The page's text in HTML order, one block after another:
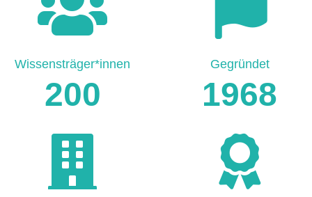
200
Wissensträger*innen
1968
Gegründet